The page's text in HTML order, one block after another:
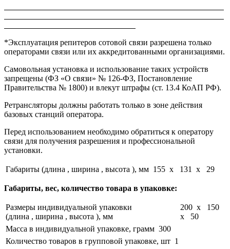
*Эксплуатация репитеров сотовой связи разрешена только
операторами связи или их аккредитованными организациями.
Самовольная установка и использование таких устройств
запрещены (ФЗ «О связи» № 126-ФЗ, Постановление
Правительства № 1800) и влекут штрафы (ст. 13.4 КоАП РФ).
Ретрансляторы должны работать только в зоне действия
базовых станций оператора.
Перед использованием необходимо обратиться к оператору
связи для получения разрешения и профессиональной
установки.
Габариты (длина , ширина , высота ), мм 155 x 131 x 29
Габариты, вес, количество товара в упаковке:
Размеры индивидуальной упаковки
(длина , ширина , высота ), мм
200 x 150
x 50
Масса в индивидуальной упаковке, грамм 300
Количество товаров в групповой упаковке, шт 1